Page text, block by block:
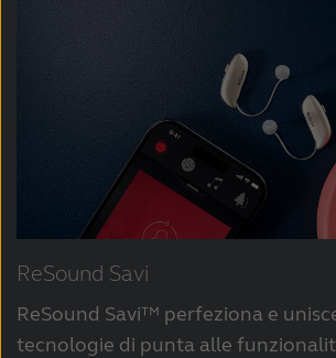
ReSound Savi
ReSound Savi™ perfeziona e
tecnologie di punta alle